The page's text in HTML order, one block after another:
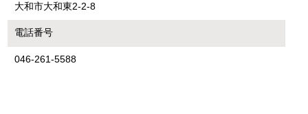
大和市大和東2-2-8
電話番号
046-261-5588